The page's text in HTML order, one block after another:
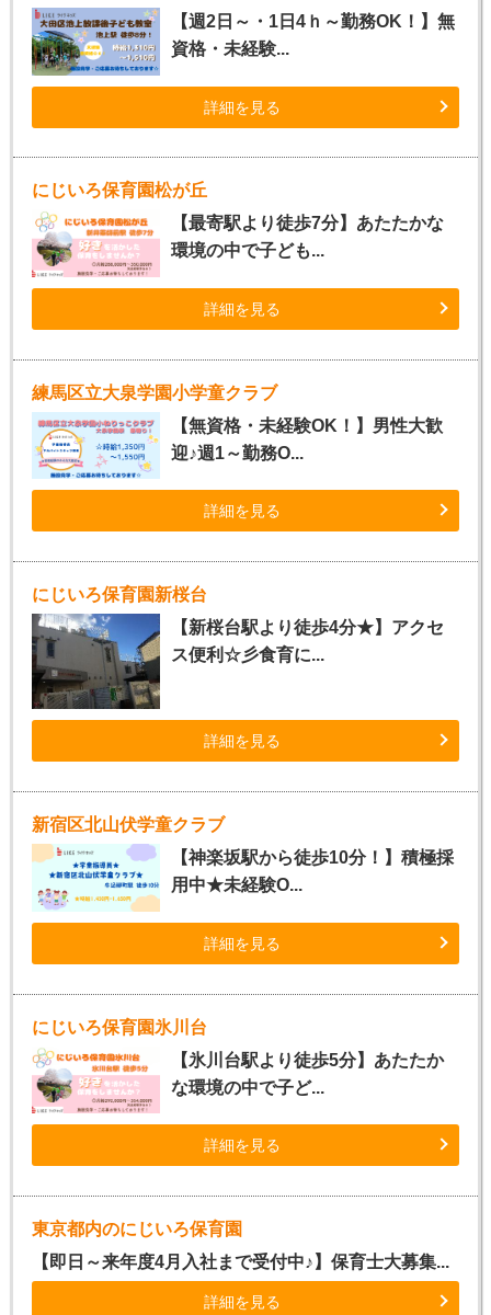
【週2日～・1日4ｈ～勤務OK！】無
資格・未経験...
詳細を見る
にじいろ保育園松が丘
【最寄駅より徒歩7分】あたたかな
環境の中で子ども...
詳細を見る
練馬区立大泉学園小学童クラブ
【無資格・未経験OK！】男性大歓
迎♪週1～勤務O...
詳細を見る
にじいろ保育園新桜台
【新桜台駅より徒歩4分★】アクセ
ス便利☆彡食育に...
詳細を見る
新宿区北山伏学童クラブ
【神楽坂駅から徒歩10分！】積極採
用中★未経験O...
詳細を見る
にじいろ保育園氷川台
【氷川台駅より徒歩5分】あたたか
な環境の中で子ど...
詳細を見る
東京都内のにじいろ保育園
【即日～来年度4月入社まで受付中♪】保育士大募集...
詳細を見る